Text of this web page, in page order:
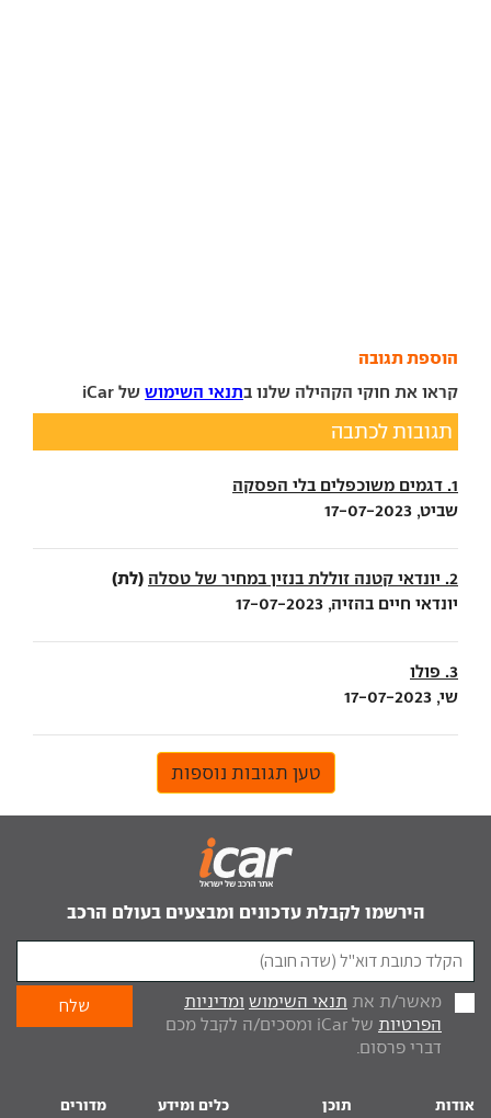
הוספת תגובה
קראו את חוקי הקהילה שלנו בתנאי השימוש של iCar
תגובות לכתבה
1. דגמים משוכפלים בלי הפסקה
שביט, 17-07-2023
2. יונדאי קטנה זוללת בנזין במחיר של טסלה (לת)
יונדאי חיים בהזיה, 17-07-2023
3. פולו
שי, 17-07-2023
טען תגובות נוספות
הירשמו לקבלת עדכונים ומבצעים בעולם הרכב
מאשר/ת את תנאי השימוש ומדיניות
הפרטיות
של iCar ומסכים/ה לקבל מכם
דברי פרסום.
אודות תוכן כלים ומידע מדורים